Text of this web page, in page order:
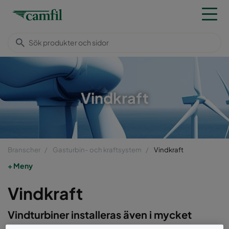
Vindkraft
Branscher Gasturbin- och kraftsystem Vindkraft
Meny
Vindkraft
Vindturbiner installeras även i mycket